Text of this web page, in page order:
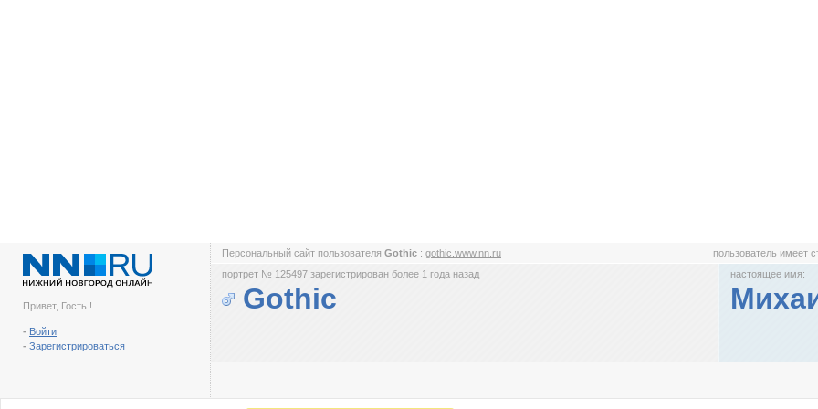
Привет, Гость !
- Войти
- Зарегистрироваться
Персональный сайт пользователя Gothic : gothic.www.nn.ru пользователь имеет
портрет № 125497 зарегистрирован более 1 года назад
Gothic
настоящее имя: